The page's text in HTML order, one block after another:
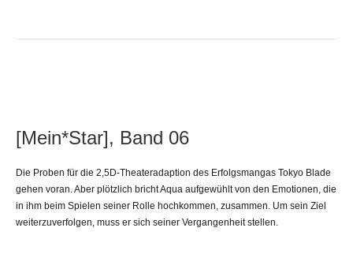
[Mein*Star], Band 06
Die Proben für die 2,5D-Theateradaption des Erfolgsmangas Tokyo Blade
gehen voran. Aber plötzlich bricht Aqua aufgewühlt von den Emotionen, die
in ihm beim Spielen seiner Rolle hochkommen, zusammen. Um sein Ziel
weiterzuverfolgen, muss er sich seiner Vergangenheit stellen.